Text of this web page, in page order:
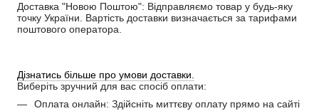
Доставка "Новою Поштою": Відправляємо товар у будь-яку
точку України. Вартість доставки визначається за тарифами
поштового оператора.
Дізнатись більше про умови доставки.
Виберіть зручний для вас спосіб оплати:
Оплата онлайн: Здійсніть миттєву оплату прямо на сайті